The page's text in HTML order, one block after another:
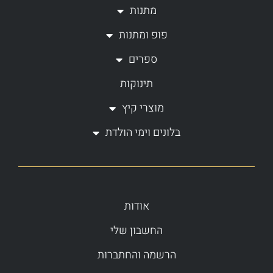
k
f
a
מתנות
פופ ומתנות
ספרים
תינוקות
מוצרי קיץ
בלונים וימי הולדת
אודות
החשבון שלי
הרשמה והחתברות